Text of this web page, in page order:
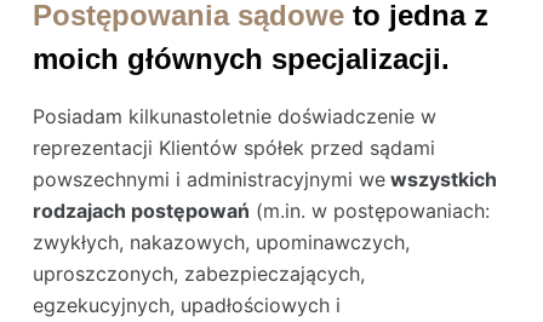
Postępowania sądoweto jedna z
moich głównych specjalizacji.
Posiadam kilkunastoletnie doświadczenie w
reprezentacji Klientów spółek przed sądami
powszechnymi i administracyjnymi wewszystkich
rodzajach postępowań (m.in. w postępowaniach:
zwykłych, nakazowych, upominawczych,
uproszczonych, zabezpieczających,
egzekucyjnych, upadłościowych i